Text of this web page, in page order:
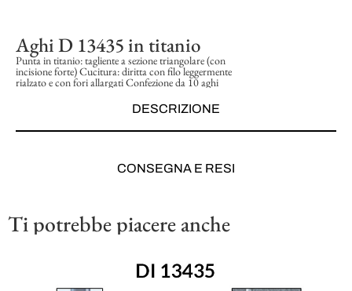
Aghi D 13435 in titanio
Punta in titanio: tagliente a sezione triangolare (con
incisione forte) Cucitura: diritta con filo leggermente
rialzato e con fori allargati Confezione da 10 aghi
DESCRIZIONE
CONSEGNA E RESI
Ti potrebbe piacere anche